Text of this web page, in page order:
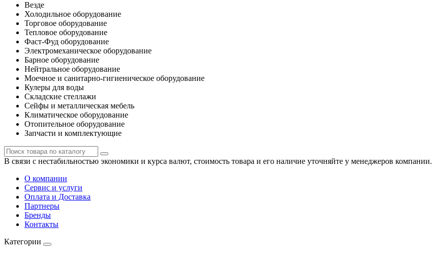
Везде
Холодильное оборудование
Торговое оборудование
Тепловое оборудование
Фаст-Фуд оборудование
Электромеханическое оборудование
Барное оборудование
Нейтральное оборудование
Моечное и санитарно-гигиеническое оборудование
Кулеры для воды
Складские стеллажи
Сейфы и металлическая мебель
Климатическое оборудование
Отопительное оборудование
Запчасти и комплектующие
В связи с нестабильностью экономики и курса валют, стоимость товара и его наличие уточняйте у менеджеров компании.
О компании
Сервис и услуги
Оплата и Доставка
Партнеры
Бренды
Контакты
Категории